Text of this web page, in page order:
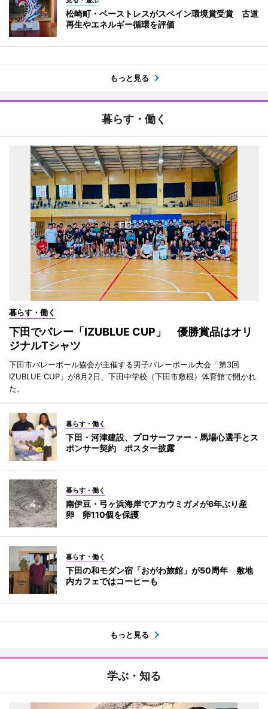
松崎町・ベーストレスがスペイン環境賞受賞 古道
再生やエネルギー循環を評価
もっと見る
暮らす・働く
暮らす・働く
下田でバレー「IZUBLUE CUP」 優勝賞品はオリ
ジナルTシャツ
下田市バレーボール協会が主催する男子バレーボール大会「第3回
IZUBLUE CUP」が8月2日、下田中学校（下田市敷根）体育館で開かれ
た。
暮らす・働く
下田・河津建設、プロサーファー・馬場心選手とス
ポンサー契約 ポスター披露
暮らす・働く
南伊豆・弓ヶ浜海岸でアカウミガメが6年ぶり産
卵 卵110個を保護
暮らす・働く
下田の和モダン宿「おがわ旅館」が50周年 敷地
内カフェではコーヒーも
もっと見る
学ぶ・知る